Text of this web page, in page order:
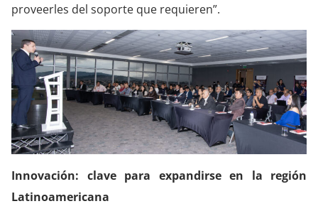
proveerles del soporte que requieren”.
Innovación: clave para expandirse en la región
Latinoamericana